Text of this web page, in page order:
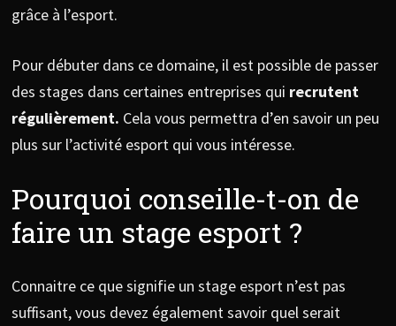
grâce à l’esport.
Pour débuter dans ce domaine, il est possible de passer
des stages dans certaines entreprises qui recrutent
régulièrement. Cela vous permettra d’en savoir un peu
plus sur l’activité esport qui vous intéresse.
Pourquoi conseille-t-on de
faire un stage esport ?
Connaitre ce que signifie un stage esport n’est pas
suffisant, vous devez également savoir quel serait